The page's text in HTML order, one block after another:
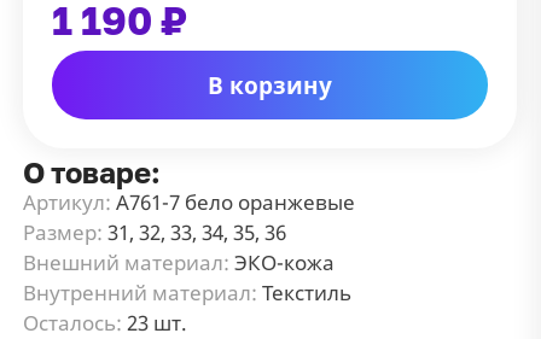
1 190 ₽
В корзину
О товаре:
Артикул: А761-7 бело оранжевые
Размер: 31, 32, 33, 34, 35, 36
Внешний материал: ЭКО-кожа
Внутренний материал: Текстиль
Осталось: 23 шт.